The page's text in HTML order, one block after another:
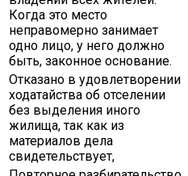
Когда это место
неправомерно занимает
одно лицо, у него должно
быть, законное основание.
Отказано в удовлетворении
ходатайства об отселении
без выделения иного
жилища, так как из
материалов дела
свидетельствует,